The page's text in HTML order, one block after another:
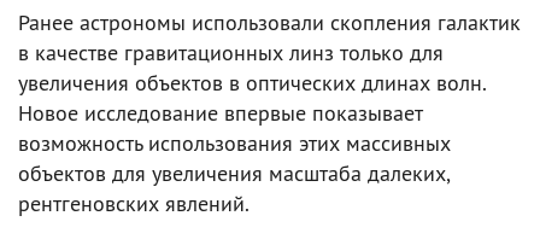
Ранее астрономы использовали скопления галактик
в качестве гравитационных линз только для
увеличения объектов в оптических длинах волн.
Новое исследование впервые показывает
возможность использования этих массивных
объектов для увеличения масштаба далеких,
рентгеновских явлений.